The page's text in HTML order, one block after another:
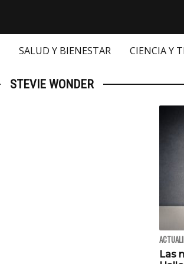
SALUD Y BIENESTAR CIENCIA Y
STEVIE WONDER
Las